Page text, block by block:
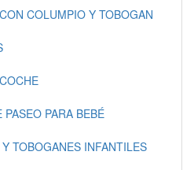
COLUMPIO Y TOBOGAN
PARA BEBÉ
TOBOGANES INFANTILES